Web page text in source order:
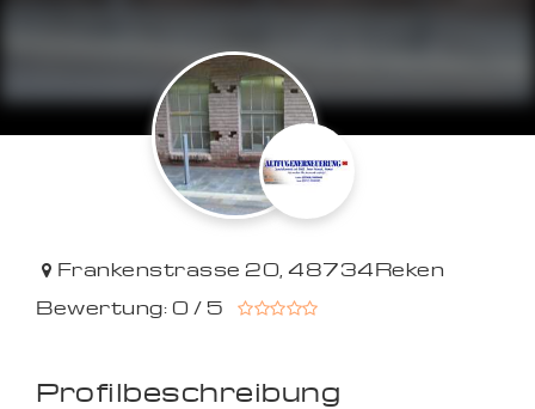
Frankenstrasse 20,48734Reken
Bewertung: 0 / 5
Profilbeschreibung